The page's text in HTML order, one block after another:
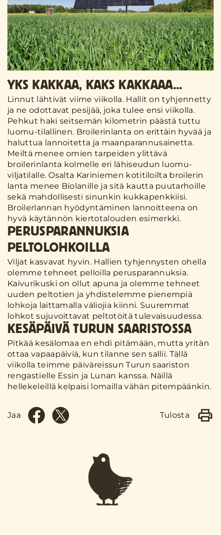
YKS KAKKAA, KAKS KAKKAAA...
Linnut lähtivät viime viikolla. Hallit on tyhjennetty
ja ne odottavat pesijää, joka tulee ensi viikolla.
Pehkut haki seitsemän kilometrin päästä tuttu
luomu-tilallinen. Broilerinlanta on erittäin hyvää ja
haluttua lannoitetta ja maanparannusainetta.
Meiltä menee omien tarpeiden ylittävä
broilerinlanta kolmelle eri lähiseudun luomu-
viljatilalle. Osalta Kariniemen kotitiloilta broilerin
lanta menee Biolanille ja sitä kautta puutarhoille
sekä mahdollisesti sinunkin kukkapenkkiisi.
Broilerlannan hyödyntäminen lannoitteena on
hyvä käytännön kiertotalouden esimerkki.
PERUSPARANNUKSIA
PELTOLOHKOILLA
Viljat kasvavat hyvin. Hallien tyhjennysten ohella
olemme tehneet pelloilla perusparannuksia.
Kaivurikuski on ollut apuna ja olemme tehneet
uuden peltotien ja yhdistelemme pienempiä
lohkoja laittamalla väliojia kiinni. Suuremmat
lohkot sujuvoittavat peltotöitä tulevaisuudessa.
KESÄPÄIVÄ TURUN SAARISTOSSA
Pitkää kesälomaa en ehdi pitämään, mutta yritän
ottaa vapaapäiviä, kun tilanne sen sallii. Tällä
viikolla teimme päiväreissun Turun saariston
rengastielle Essin ja Lunan kanssa. Näillä
hellekeleillä kelpaisi lomailla vähän pitempäänkin.
Jaa Tulosta